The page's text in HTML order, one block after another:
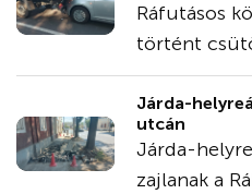
Ráfutásos
történt
Járda-
utcán
Járda-
zajlanak a